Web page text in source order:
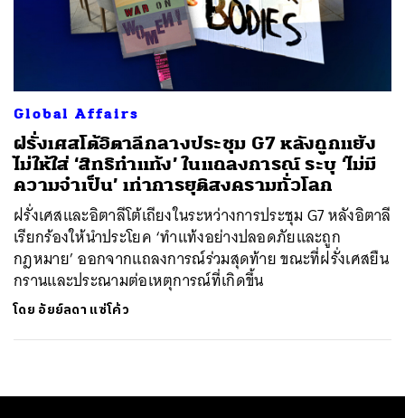
Global Affairs
ฝรั่งเศสโต้อิตาลีกลางประชุม G7 หลังถูกแย้ง
ไม่ให้ใส่ ‘สิทธิทำแท้ง’ ในแถลงการณ์ ระบุ ‘ไม่มี
ความจำเป็น’ เท่าการยุติสงครามทั่วโลก
ฝรั่งเศสและอิตาลีโต้เถียงในระหว่างการประชุม G7 หลังอิตาลี
เรียกร้องให้นำประโยค ‘ทำแท้งอย่างปลอดภัยและถูก
กฎหมาย’ ออกจากแถลงการณ์ร่วมสุดท้าย ขณะที่ฝรั่งเศสยืน
กรานและประณามต่อเหตุการณ์ที่เกิดขึ้น
โดย อัยย์ลดา แซ่โค้ว
SHARE TWEET LINE EMAIL